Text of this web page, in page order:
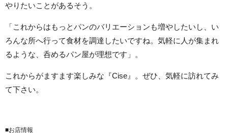
やりたいことがあるそう。
「これからはもっとパンのバリエーションも増やしたいし、い
ろんな所へ行って食材を調達したいですね。気軽に人が集まれ
るような、呑めるパン屋が理想です」。
これからがますます楽しみな『Cise』。ぜひ、気軽に訪れてみ
て下さい。
■お店情報